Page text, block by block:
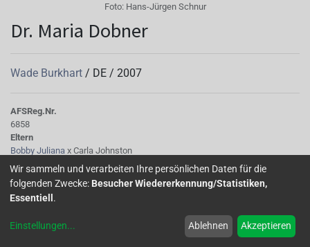
Foto: Hans-Jürgen Schnur
Dr. Maria Dobner
Wade Burkhart / DE / 2007
AFSReg.Nr.
6858
Eltern
Bobby Juliana x Carla Johnston
Tubus
hellrosa 62A, kurz
Sepalen
breit, hellrosa 62A, kurz
kurz, lebhaftlila 73A, verblüht hellkarminlila 73B
Wir sammeln und verarbeiten Ihre persönlichen Daten für die
folgenden Zwecke: Besucher Wiedererkennung/Statistiken,
Essentiell .
Einstellungen... Ablehnen Akzeptieren